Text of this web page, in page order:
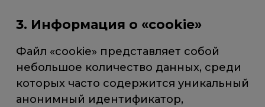
3. Информация о «cookie»
Файл «cookie» представляет собой
небольшое количество данных, среди
которых часто содержится уникальный
анонимный идентификатор,